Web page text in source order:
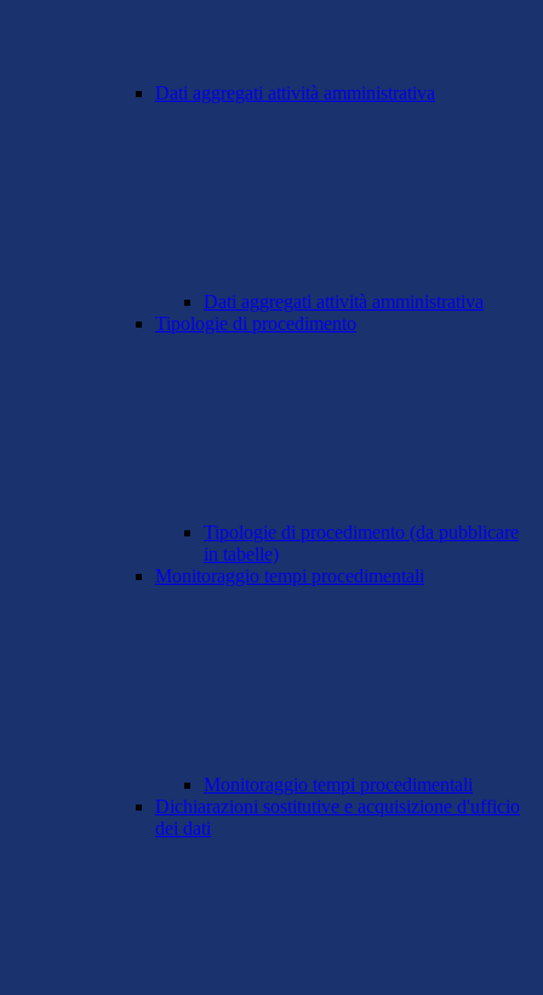
Dati aggregati attività amministrativa
Dati aggregati attività amministrativa
Tipologie di procedimento
Tipologie di procedimento (da pubblicare
in tabelle)
Monitoraggio tempi procedimentali
Monitoraggio tempi procedimentali
Dichiarazioni sostitutive e acquisizione d'ufficio
dei dati